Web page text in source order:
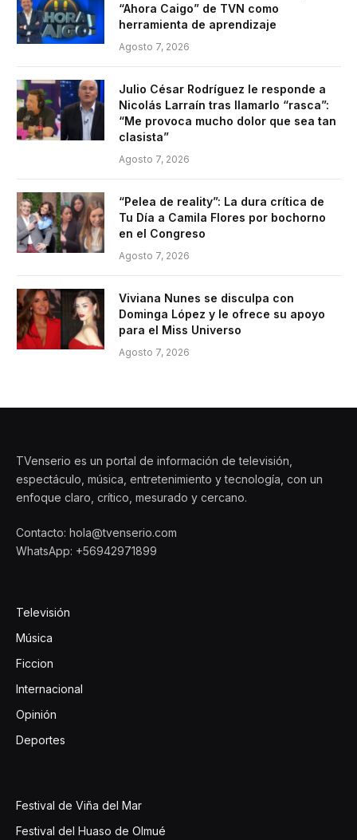
“Ahora Caigo” de TVN como
herramienta de aprendizaje
Agosto 7, 2026
Julio César Rodríguez le responde a
Nicolás Larraín tras llamarlo “rasca”:
“Me provoca mucho dolor que sea tan
clasista”
Agosto 7, 2026
“Pelea de reality”: La dura crítica de
Tu Día a Camila Flores por bochorno
en el Congreso
Agosto 7, 2026
Viviana Nunes se disculpa con
Dominga López y le ofrece su apoyo
para el Miss Universo
Agosto 7, 2026
TVenserio es un portal de información de televisión,
espectáculo, música, entretenimiento y tecnología, con un
enfoque claro, crítico, mesurado y cercano.
Contacto: hola@tvenserio.com
WhatsApp: +56942971899
Televisión
Música
Ficcion
Internacional
Opinión
Deportes
Festival de Viña del Mar
Festival del Huaso de Olmué